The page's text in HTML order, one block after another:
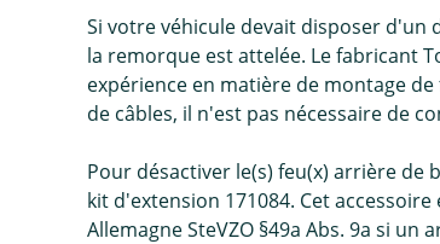
Si votre véhicule devait disposer
la remorque est attelée. Le fabricant
expérience en matière de montage
de câbles, il n'est pas nécessaire de
Pour désactiver le(s) feu(x) arrière de
kit d'extension 171084. Cet
Allemagne SteVZO §49a Abs. 9a si